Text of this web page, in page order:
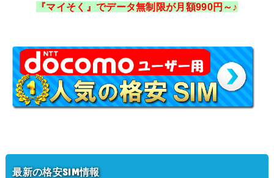
『マイそく』でデータ無制限が月額990円～♪
最新の格安SIM情報